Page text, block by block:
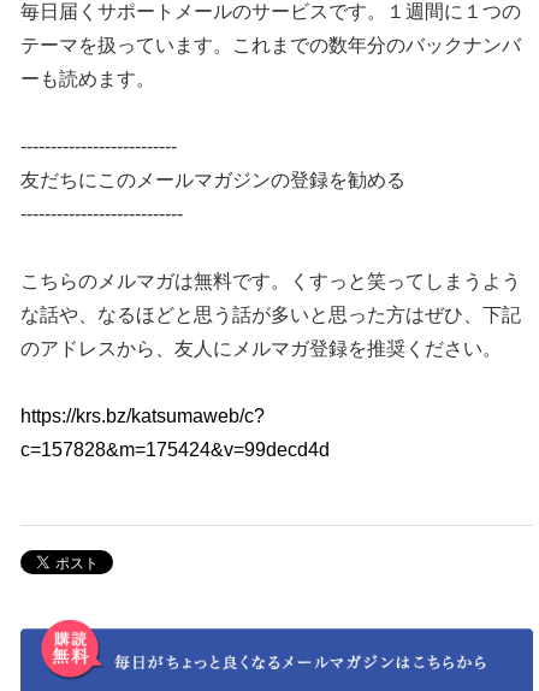
毎日届くサポートメールのサービスです。１週間に１つの
テーマを扱っています。これまでの数年分のバックナンバ
ーも読めます。
--------------------------
友だちにこのメールマガジンの登録を勧める
---------------------------
こちらのメルマガは無料です。くすっと笑ってしまうよう
な話や、なるほどと思う話が多いと思った方はぜひ、下記
のアドレスから、友人にメルマガ登録を推奨ください。
https://krs.bz/katsumaweb/c?
c=157828&m=175424&v=99decd4d